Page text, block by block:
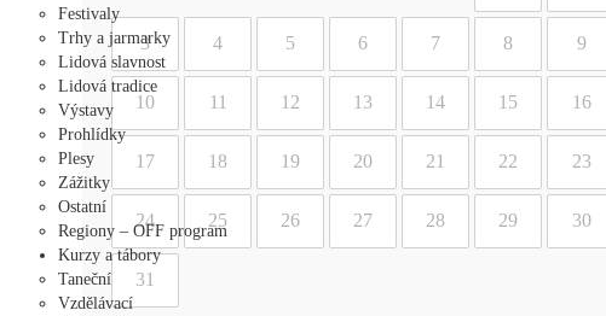
Festivaly
Trhy a jarmarky
Lidová slavnost
Lidová tradice
Výstavy
Prohlídky
Plesy
Zážitky
Ostatní
Regiony – OFF program
Kurzy a tábory
Taneční
Vzdělávací
3 4 5 6 7 8 9
10 11 12 13 14 15 16
17 18 19 20 21 22 23
24 25 26 27 28 29 30
31